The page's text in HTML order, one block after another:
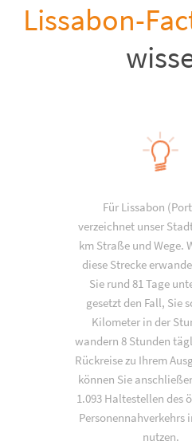
Lissabon-
Für Lissabon
verzeichnet unser
km Straße und Wege.
diese Strecke
Sie rund 81 Tage
gesetzt den Fall, Sie
Kilometer in der
wandern 8 Stunden
Rückreise zu Ihrem
können Sie
1.093 Haltestellen des
Personennahverkehrs
nutzen.